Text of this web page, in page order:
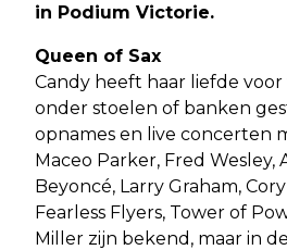
in Podium Victorie.
Queen of Sax
Candy heeft haar liefde
onder stoelen of banken
opnames en live concerten
Maceo Parker, Fred Wesley,
Beyoncé, Larry Graham,
Fearless Flyers, Tower of
Miller zijn bekend, maar in